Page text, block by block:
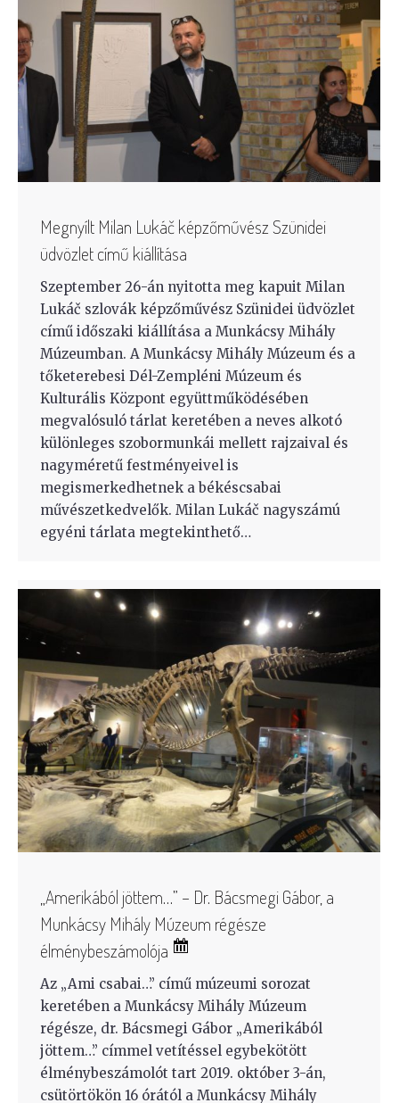
Megnyílt Milan Lukáč képzőművész Szünidei
üdvözlet című kiállítása
Szeptember 26-án nyitotta meg kapuit Milan
Lukáč szlovák képzőművész Szünidei üdvözlet
című időszaki kiállítása a Munkácsy Mihály
Múzeumban. A Munkácsy Mihály Múzeum és a
tőketerebesi Dél-Zempléni Múzeum és
Kulturális Központ együttműködésében
megvalósuló tárlat keretében a neves alkotó
különleges szobormunkái mellett rajzaival és
nagyméretű festményeivel is
megismerkedhetnek a békéscsabai
művészetkedvelők. Milan Lukáč nagyszámú
egyéni tárlata megtekinthető…
„Amerikából jöttem…” – Dr. Bácsmegi Gábor, a
Munkácsy Mihály Múzeum régésze
élménybeszámolója
Az „Ami csabai…” című múzeumi sorozat
keretében a Munkácsy Mihály Múzeum
régésze, dr. Bácsmegi Gábor „Amerikából
jöttem…” címmel vetítéssel egybekötött
élménybeszámolót tart 2019. október 3-án,
csütörtökön 16 órától a Munkácsy Mihály